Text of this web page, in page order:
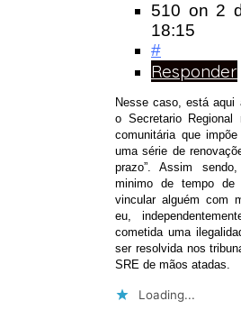
510 on 2
18:15
#
Responder
Nesse caso, está aqui
o Secretario
comunitária que
uma série de
prazo”. Assim
minimo de tempo
vincular alguém com
eu,
cometida uma
ser resolvida nos
SRE de mãos atadas.
Loading...